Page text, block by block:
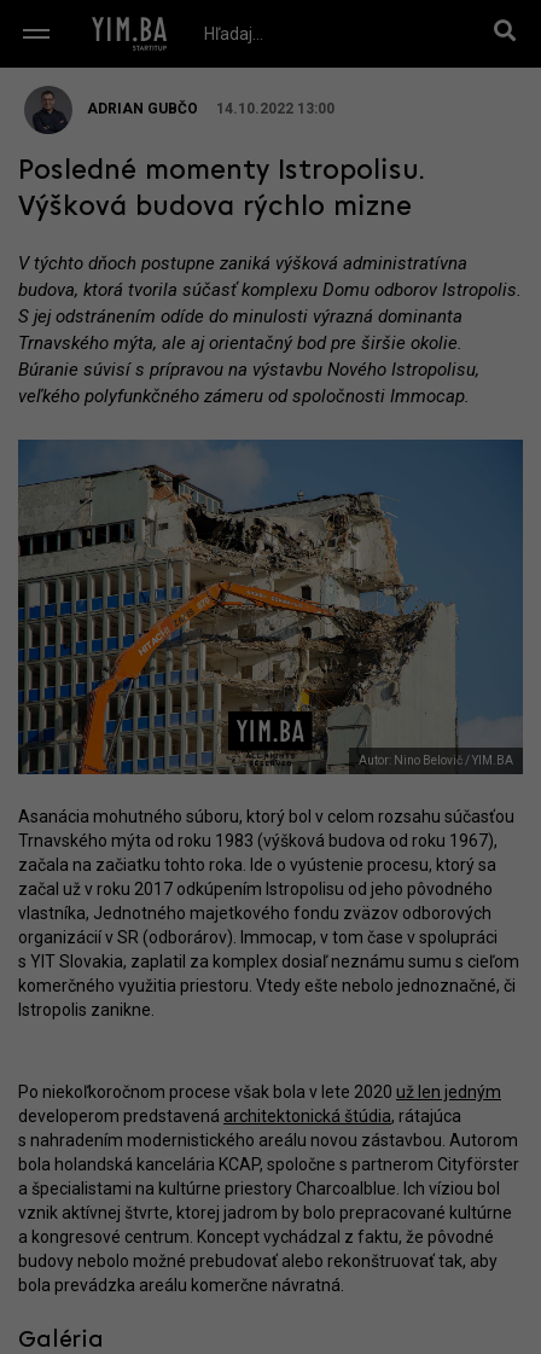
ADRIAN GUBČO 14.10.2022 13:00
Posledné momenty Istropolisu.
Výšková budova rýchlo mizne
V týchto dňoch postupne zaniká výšková administratívna
budova, ktorá tvorila súčasť komplexu Domu odborov Istropolis.
S jej odstránením odíde do minulosti výrazná dominanta
Trnavského mýta, ale aj orientačný bod pre širšie okolie.
Búranie súvisí s prípravou na výstavbu Nového Istropolisu,
veľkého polyfunkčného zámeru od spoločnosti Immocap.
Autor: Nino Belovič / YIM.BA
Asanácia mohutného súboru, ktorý bol v celom rozsahu súčasťou
Trnavského mýta od roku 1983 (výšková budova od roku 1967),
začala na začiatku tohto roka. Ide o vyústenie procesu, ktorý sa
začal už v roku 2017 odkúpením Istropolisu od jeho pôvodného
vlastníka, Jednotného majetkového fondu zväzov odborových
organizácií v SR (odborárov). Immocap, v tom čase v spolupráci
s YIT Slovakia, zaplatil za komplex dosiaľ neznámu sumu s cieľom
komerčného využitia priestoru. Vtedy ešte nebolo jednoznačné, či
Istropolis zanikne.
Po niekoľkoročnom procese však bola v lete 2020 už len jedným
developerom predstavená architektonická štúdia, rátajúca
s nahradením modernistického areálu novou zástavbou. Autorom
bola holandská kancelária KCAP, spoločne s partnerom Cityförster
a špecialistami na kultúrne priestory Charcoalblue. Ich víziou bol
vznik aktívnej štvrte, ktorej jadrom by bolo prepracované kultúrne
a kongresové centrum. Koncept vychádzal z faktu, že pôvodné
budovy nebolo možné prebudovať alebo rekonštruovať tak, aby
bola prevádzka areálu komerčne návratná.
Galéria